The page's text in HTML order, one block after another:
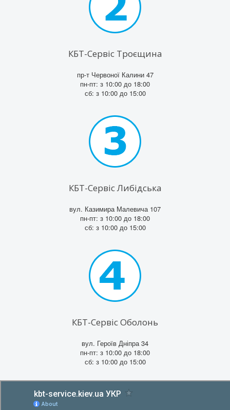
КБТ-Сервіс Троєщина
пр-т Червоної Калини 47
пн-пт: з 10:00 до 18:00
сб: з 10:00 до 15:00
КБТ-Сервіс Либідська
вул. Казимира Малевича 107
пн-пт: з 10:00 до 18:00
сб: з 10:00 до 15:00
КБТ-Сервіс Оболонь
вул. Героїв Дніпра 34
пн-пт: з 10:00 до 18:00
сб: з 10:00 до 15:00